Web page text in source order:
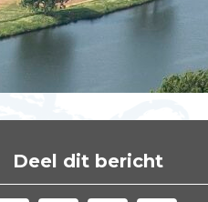
Deel dit bericht